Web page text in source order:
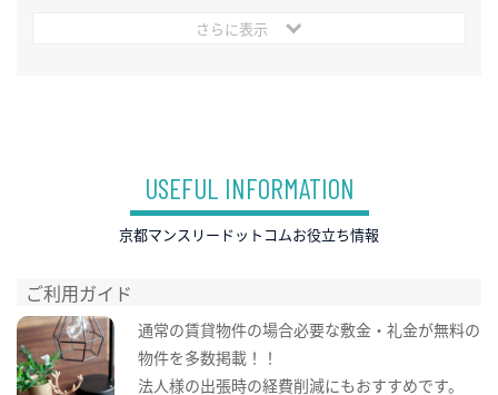
さらに表示
USEFUL INFORMATION
京都マンスリードットコムお役立ち情報
ご利用ガイド
通常の賃貸物件の場合必要な敷金・礼金が無料の
物件を多数掲載！！
法人様の出張時の経費削減にもおすすめです。